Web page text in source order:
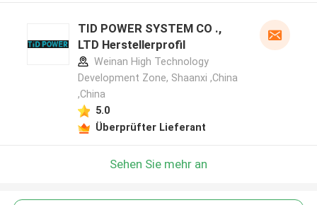
TID POWER SYSTEM CO .,
LTD Herstellerprofil
Weinan High Technology
Development Zone, Shaanxi ,China
,China
5.0
Überprüfter Lieferant
Sehen Sie mehr an